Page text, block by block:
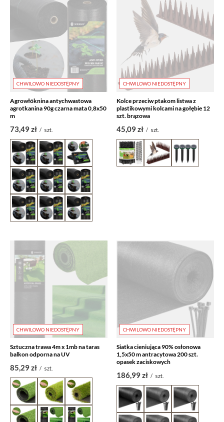
CHWILOWO NIEDOSTĘPNY
Agrowłóknina antychwastowa
agrotkanina 90g czarna mata 0,8x50
m
73,49 zł / szt.
CHWILOWO NIEDOSTĘPNY
Kolce przeciw ptakom listwa z
plastikowymi kolcami na gołębie 12
szt. brązowa
45,09 zł / szt.
CHWILOWO NIEDOSTĘPNY
Sztuczna trawa 4m x 1mb na taras
balkon odporna na UV
85,29 zł / szt.
CHWILOWO NIEDOSTĘPNY
Siatka cieniująca 90% osłonowa
1,5x50 m antracytowa 200 szt.
opasek zaciskowych
186,99 zł / szt.